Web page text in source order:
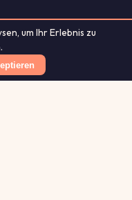
um Ihr Erlebnis zu